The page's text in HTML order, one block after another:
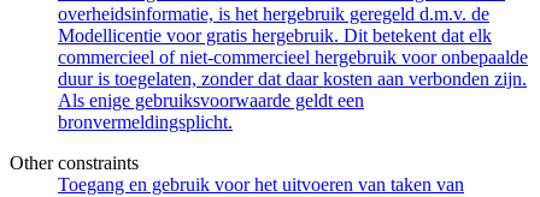
overheidsinformatie, is het hergebruik geregeld d.m.v. de
Modellicentie voor gratis hergebruik. Dit betekent dat elk
commercieel of niet-commercieel hergebruik voor onbepaalde
duur is toegelaten, zonder dat daar kosten aan verbonden zijn.
Als enige gebruiksvoorwaarde geldt een
bronvermeldingsplicht.
Other constraints
Toegang en gebruik voor het uitvoeren van taken van